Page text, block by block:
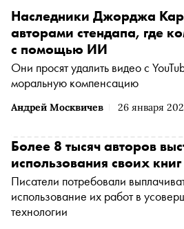
Андрей Москвичев 26 января
Наследники Джорджа
авторами стендапа, где
с помощью ИИ
Они просят удалить видео с
моральную компенсацию
Более 8 тысяч авторов
использования своих
Писатели потребовали
использование их работ в
технологии